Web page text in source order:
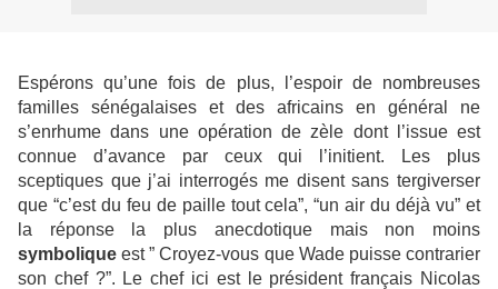
Espérons qu’une fois de plus, l’espoir de nombreuses
familles sénégalaises et des africains en général ne
s’enrhume dans une opération de zèle dont l’issue est
connue d’avance par ceux qui l’initient. Les plus
sceptiques que j’ai interrogés me disent sans tergiverser
que “c’est du feu de paille tout cela”, “un air du déjà vu” et
la réponse la plus anecdotique mais non moins
symbolique est ” Croyez-vous que Wade puisse contrarier
son chef ?”. Le chef ici est le président français Nicolas